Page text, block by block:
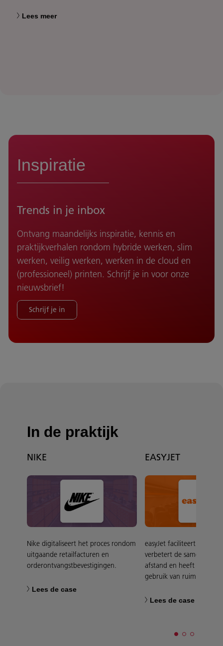
Lees meer
Inspiratie
Trends in je inbox
Ontvang maandelijks inspiratie, kennis en
praktijkverhalen rondom hybride werken, slim
werken, veilig werken, werken in de cloud en
(professioneel) printen. Schrijf je in voor onze
nieuwsbrief!
Schrijf je in
In de praktijk
NIKE
Nike digitaliseert het proces rondom
uitgaande retailfacturen en
orderontvangstbevestigingen.
Lees de case
EASYJET
easyJet faciliteert
verbetert de
afstand en heeft grip op
gebruik van ruimtes.
Lees de case